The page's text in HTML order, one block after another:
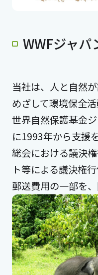
WWFジャパ
当社は、人と自然
めざして環境保全
世界自然保護基金ジ
に1993年から支援
総会における議決
ト等による議決権
郵送費用の一部を